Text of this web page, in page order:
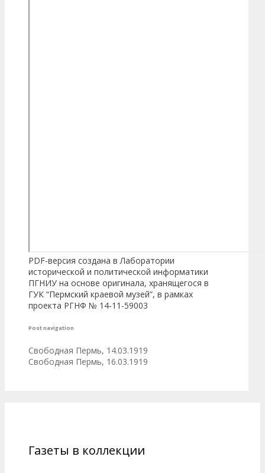
PDF-версия создана в Лаборатории
исторической и политической информатики
ПГНИУ на основе оригинала, хранящегося в
ГУК “Пермский краевой музей”, в рамках
проекта РГНФ № 14-11-59003
Post navigation
Свободная Пермь, 14.03.1919
Свободная Пермь, 16.03.1919
Газеты в коллекции